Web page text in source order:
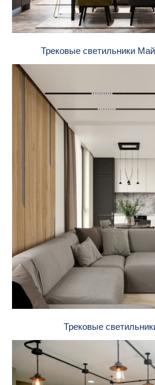
Трековые светильники
Трековые